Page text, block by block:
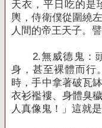
天衣，平日吃的是
輿，侍衛僕從圍繞
人間的帝王天子。
2.無威德鬼：
身，甚至裸體而行
時，手中拿著破瓦
衣衫襤褸、身體臭
人真像鬼！」這就